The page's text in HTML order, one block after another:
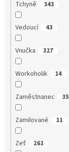
Tchyně 343
Vedoucí 43
Vnučka 327
Workoholik 14
Zaměstnanec 35
Zamilované 11
Zeť 261